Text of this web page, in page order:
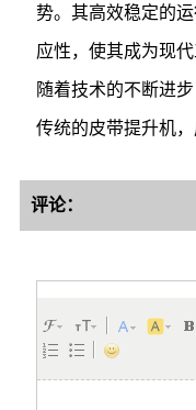
势。其高效稳定的
应性，使其成为现
随着技术的不断进
传统的皮带提升机，
评论：